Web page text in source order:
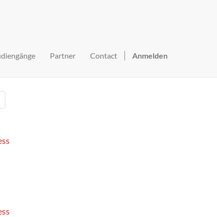
Partner Contact Anmelden